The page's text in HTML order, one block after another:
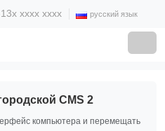
xxxx xxxx русский язык
CMS 2
компьютера и перемещать